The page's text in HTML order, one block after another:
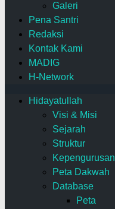
Galeri
Pena Santri
Redaksi
Kontak Kami
MADIG
H-Network
Hidayatullah
Visi & Misi
Sejarah
Struktur
Kepengurusan
Peta Dakwah
Database
Peta